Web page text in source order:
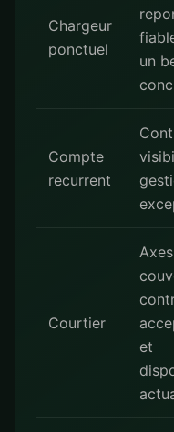
Chargeur
ponctuel
un
Compte
recurrent
Courtier
Axes
et